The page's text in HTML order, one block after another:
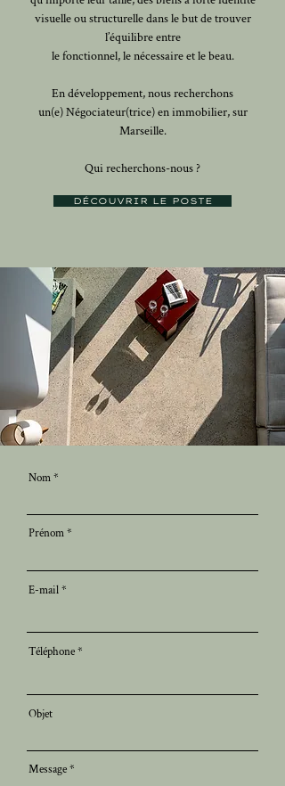
visuelle ou structurelle dans le but de trouver
l’équilibre entre
le fonctionnel, le nécessaire et le beau.
En développement, nous recherchons
un(e) Négociateur(trice) en immobilier, sur
Marseille.
Qui recherchons-nous ?
DÉCOUVRIR LE POSTE
Nom
Prénom
E-mail
Téléphone
Objet
Message